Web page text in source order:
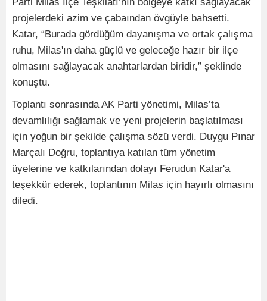
projelerdeki azim ve çabaından övgüyle bahsetti.
Katar, “Burada gördüğüm dayanışma ve ortak çalışma
ruhu, Milas'ın daha güçlü ve geleceğe hazır bir ilçe
olmasını sağlayacak anahtarlardan biridir,” şeklinde
konuştu.
Toplantı sonrasında AK Parti yönetimi, Milas’ta
devamlılığı sağlamak ve yeni projelerin başlatılması
için yoğun bir şekilde çalışma sözü verdi. Duygu Pınar
Marçalı Doğru, toplantıya katılan tüm yönetim
üyelerine ve katkılarından dolayı Ferudun Katar'a
teşekkür ederek, toplantının Milas için hayırlı olmasını
diledi.